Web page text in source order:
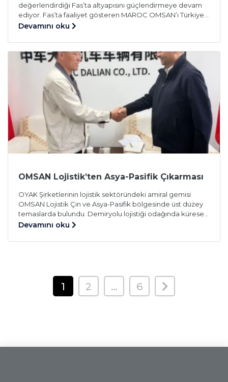
değerlendirdiği Fas’ta altyapısını güçlendirmeye devam
ediyor. Fas’ta faaliyet gösteren MAROC OMSAN’ı Türkiye
ile kesintisiz ve entegre şekilde çalışacak bir yapıya
başarıyla tamamlandı. OMSAN Genel Müdürü Ahmet
Tansık liderliğinde Fas’a giden teknik heyet,
gerçekleştirdiği operasyonla Fas Ofisi’ni İstanbul merkez
ofise dijital […]
Devamını oku
OMSAN Lojistik’ten Asya-Pasifik Çıkarması
OYAK Şirketlerinin lojistik sektöründeki amiral gemisi
OMSAN Lojistik Çin ve Asya-Pasifik bölgesinde üst düzey
temaslarda bulundu. Demiryolu lojistiği odağında küresel
dengelerin analiz edildiği görüşmelerde heyetin öncelikli
oldu. Çin–Avrupa taşımalarında bu hattın önemine dikkat
Devamını oku
YAZI
GEZINMESI
1 2 … 6